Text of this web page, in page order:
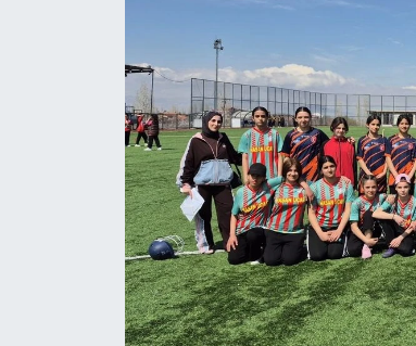
Kültür Sanat
Hasköy
Bulanık